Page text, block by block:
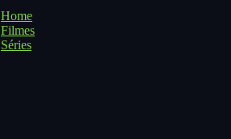
Home
Filmes
Séries